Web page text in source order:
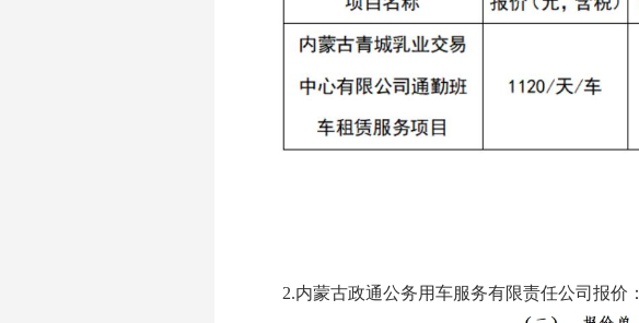
2.内蒙古政通公务用车服务有限责任公司报价：